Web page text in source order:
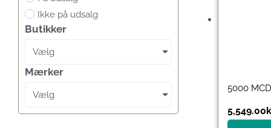
Ikke på udsalg
Butikker
Vælg
Mærker
Vælg
5000
5,549.00